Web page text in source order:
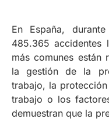
En España,
485.365 accidentes
más comunes están
la gestión de la
trabajo, la
trabajo o los
demuestran que la